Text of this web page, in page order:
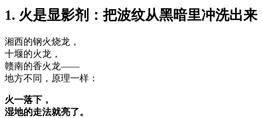
1. 火是显影剂：把波纹从黑暗里冲洗出来
湘西的钢火烧龙，
十堰的火龙，
赣南的香火龙——
地方不同，原理一样：
火一落下，
湿地的走法就亮了。